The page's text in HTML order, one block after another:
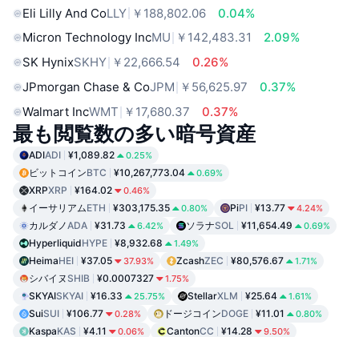
Eli Lilly And CoLLY ￥188,802.06
0.04%
Micron Technology IncMU ￥142,483.31
2.09%
SK HynixSKHY ￥22,666.54
0.26%
JPmorgan Chase & CoJPM ￥56,625.97
0.37%
Walmart IncWMT ￥17,680.37 0.37%
最も閲覧数の多い暗号資産
ADIADI ¥1,089.82 0.25%
ビットコインBTC ¥10,267,773.04 0.69%
XRPXRP ¥164.02 0.46%
イーサリアムETH ¥303,175.35 0.80% PiPI ¥13.77 4.24%
カルダノADA ¥31.73 6.42% ソラナSOL ¥11,654.49 0.69%
HyperliquidHYPE ¥8,932.68 1.49%
HeimaHEI ¥37.05 37.93% ZcashZEC ¥80,576.67 1.71%
シバイヌ SHIB ¥0.0007327 1.75%
SKYAISKYAI ¥16.33 25.75% StellarXLM ¥25.64 1.61%
SuiSUI ¥106.77 0.28% ドージコインDOGE ¥11.01 0.80%
KaspaKAS ¥4.11 0.06% CantonCC ¥14.28 9.50%